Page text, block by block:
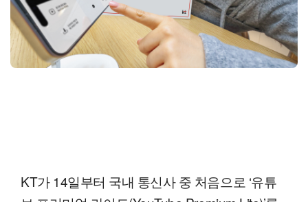
KT가 14일부터 국내 통신사 중 처음으로 ‘유튜